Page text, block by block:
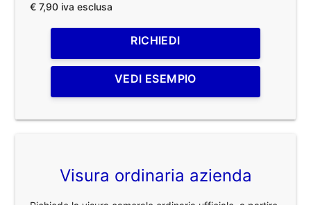
€ 7,90 iva esclusa
RICHIEDI
VEDI ESEMPIO
Visura ordinaria azienda